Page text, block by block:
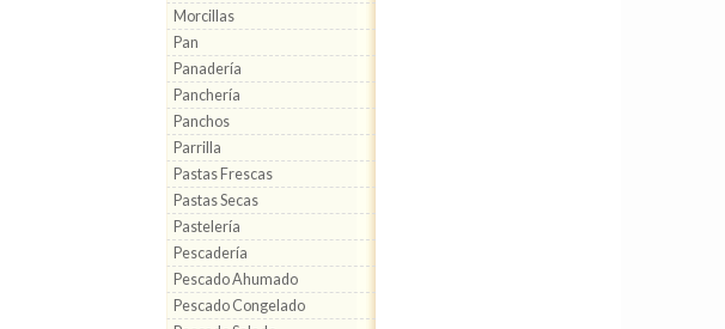
Morcillas
Pan
Panadería
Panchería
Panchos
Parrilla
Pastas Frescas
Pastas Secas
Pastelería
Pescadería
Pescado Ahumado
Pescado Congelado